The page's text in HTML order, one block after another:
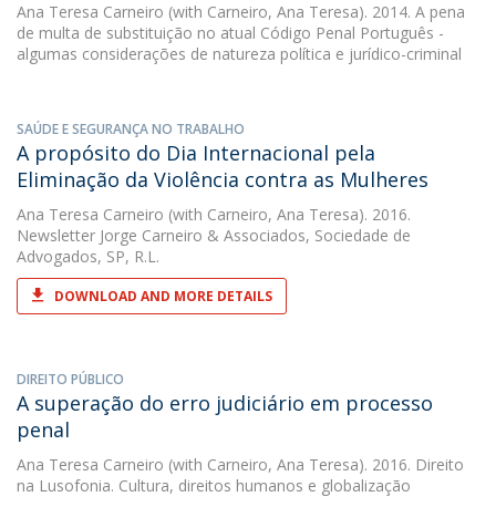
Ana Teresa Carneiro (with Carneiro, Ana Teresa). 2014. A pena
de multa de substituição no atual Código Penal Português -
algumas considerações de natureza política e jurídico-criminal
SAÚDE E SEGURANÇA NO TRABALHO
A propósito do Dia Internacional pela
Eliminação da Violência contra as Mulheres
Ana Teresa Carneiro (with Carneiro, Ana Teresa). 2016.
Newsletter Jorge Carneiro & Associados, Sociedade de
Advogados, SP, R.L.
DOWNLOAD AND MORE DETAILS
DIREITO PÚBLICO
A superação do erro judiciário em processo
penal
Ana Teresa Carneiro (with Carneiro, Ana Teresa). 2016. Direito
na Lusofonia. Cultura, direitos humanos e globalização